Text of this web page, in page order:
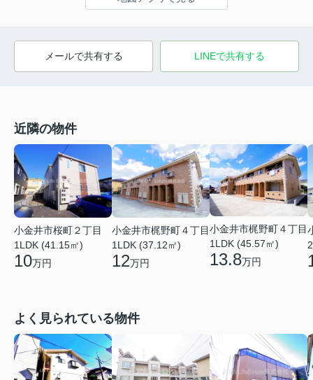
メールで共有する LINEで共有する
近隣の物件
小金井市桜町２丁目
1LDK (41.15㎡)
10万円
小金井市梶野町４丁目
1LDK (37.12㎡)
12万円
小金井市梶野町４丁目
1LDK (45.57㎡)
13.8万円
よく見られている物件